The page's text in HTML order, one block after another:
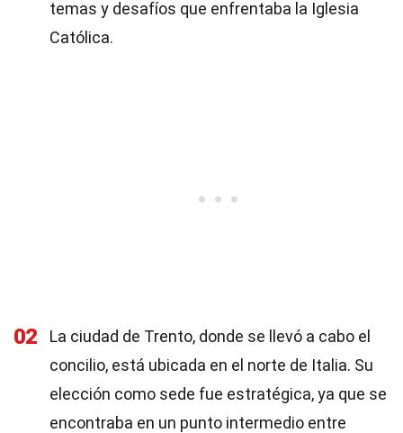
temas y desafíos que enfrentaba la Iglesia
Católica.
02
La ciudad de Trento, donde se llevó a cabo el
concilio, está ubicada en el norte de Italia. Su
elección como sede fue estratégica, ya que se
encontraba en un punto intermedio entre